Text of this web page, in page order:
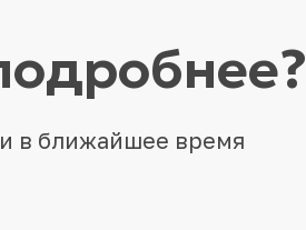
в ближайшее время